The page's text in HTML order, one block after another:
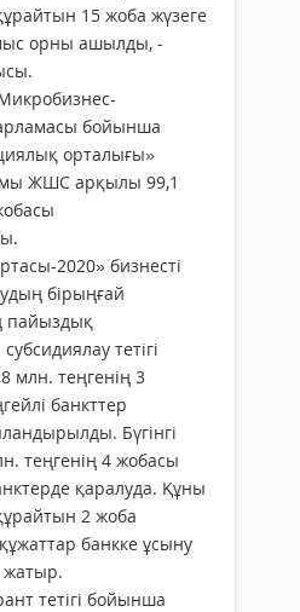
15 жоба жүзеге
орны ашылды, -
бойынша
орталығы»
ЖШС арқылы 99,1
2020» бизнесті
бірыңғай
пайыздық
тетігі
млн. теңгенің 3
банкттер
Бүгінгі
теңгенің 4 жобасы
қаралуда. Құны
2 жоба
банкке ұсыну
тетігі бойынша